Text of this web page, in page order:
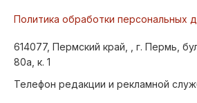
Политика обработки персональных
614077, Пермский край, , г. Пермь,
80а, к. 1
Телефон редакции и рекламной